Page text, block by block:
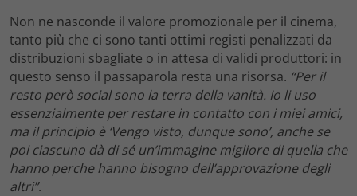
Non ne nasconde il valore promozionale per il cinema,
tanto più che ci sono tanti ottimi registi penalizzati da
distribuzioni sbagliate o in attesa di validi produttori: in
questo senso il passaparola resta una risorsa. “Per il
resto però social sono la terra della vanità. Io li uso
essenzialmente per restare in contatto con i miei amici,
ma il principio è ‘Vengo visto, dunque sono’, anche se
poi ciascuno dà di sé un’immagine migliore di quella che
hanno perche hanno bisogno dell’approvazione degli
altri”.